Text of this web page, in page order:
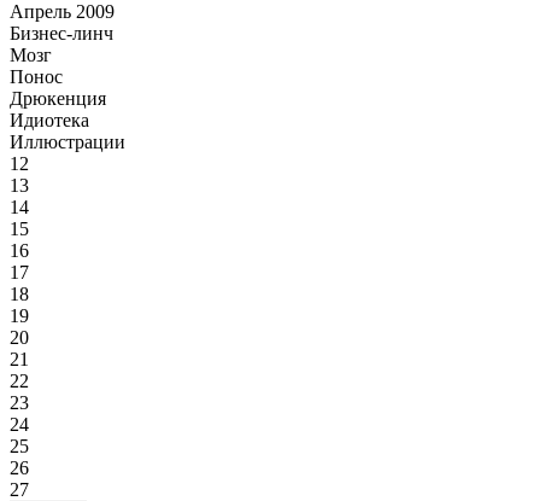
Апрель 2009
Бизнес-линч
Мозг
Понос
Дрюкенция
Идиотека
Иллюстрации
12
13
14
15
16
17
18
19
20
21
22
23
24
25
26
27